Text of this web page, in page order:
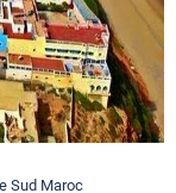
Sud Maroc